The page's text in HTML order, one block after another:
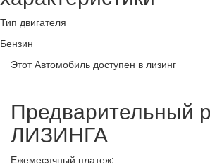
Тип двигателя
Бензин
Этот Автомобиль доступен в лизинг
Предварительный
ЛИЗИНГА
Ежемесячный платеж: